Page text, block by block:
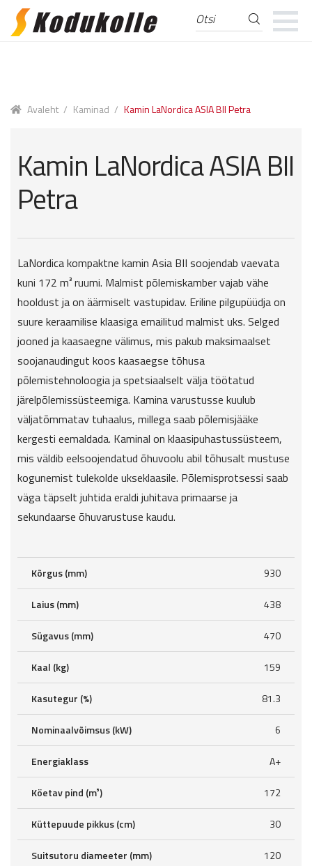
Skip
Skip
Otsi:
Avaleht / Kaminad / Kamin LaNordica ASIA BII Petra
Kamin LaNordica ASIA BII
Petra
LaNordica kompaktne kamin Asia BII soojendab vaevata
kuni 172 m³ ruumi. Malmist põlemiskamber vajab vähe
hooldust ja on äärmiselt vastupidav. Eriline pilgupüüdja ​​on
suure keraamilise klaasiga emailitud malmist uks. Selged
jooned ja kaasaegne välimus, mis pakub maksimaalset
soojanaudingut koos kaasaegse tõhusa
põlemistehnoloogia ja spetsiaalselt välja töötatud
järelpõlemissüsteemiga. Kamina varustusse kuulub
väljatõmmatav tuhaalus, millega saab põlemisjääke
kergesti eemaldada. Kaminal on klaasipuhastussüsteem,
mis väldib eelsoojendatud õhuvoolu abil tõhusalt mustuse
kogunemist tulekolde ukseklaasile. Põlemisprotsessi saab
väga täpselt juhtida eraldi juhitava primaarse ja
sekundaarse õhuvarustuse kaudu.
Kõrgus (mm) 930
Laius (mm) 438
Sügavus (mm) 470
Kaal (kg) 159
Kasutegur (%) 81.3
Nominaalvõimsus (kW) 6
Energiaklass A+
Köetav pind (m³) 172
Küttepuude pikkus (cm) 30
Suitsutoru diameeter (mm) 120